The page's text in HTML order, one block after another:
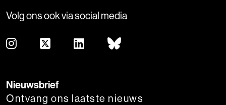
Volg ons ook via social media
Nieuwsbrief
Ontvang ons laatste nieuws